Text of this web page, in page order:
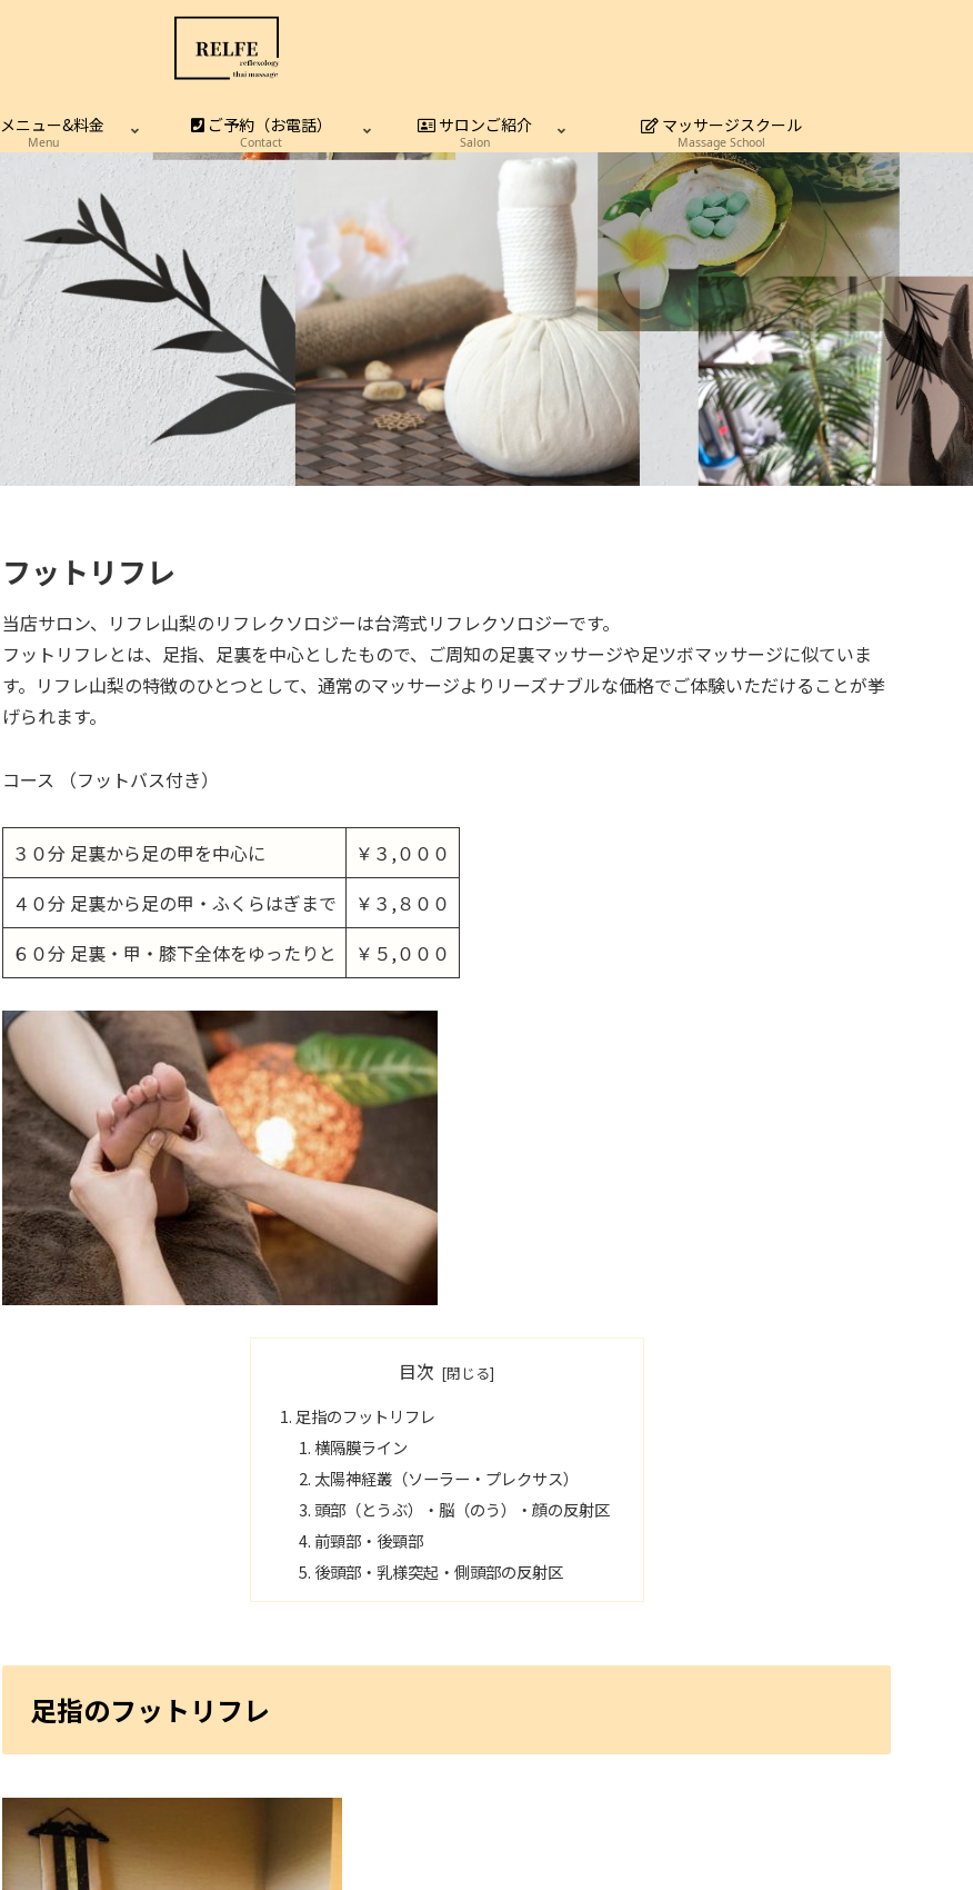
メニュー&料金
Menu
ご予約（お電話）
Contact
サロンご紹介
Salon
マッサージスクール
Massage School
フットリフレ
当店サロン、リフレ山梨のリフレクソロジーは台湾式リフレクソロジーです。
フットリフレとは、足指、足裏を中心としたもので、ご周知の足裏マッサージや足ツボマッサージに似ていま
す。リフレ山梨の特徴のひとつとして、通常のマッサージよりリーズナブルな価格でご体験いただけることが挙
げられます。
コース （フットバス付き）
３０分 足裏から足の甲を中心に
￥３,０００
４０分 足裏から足の甲・ふくらはぎまで
￥３,８００
６０分 足裏・甲・膝下全体をゆったりと
￥５,０００
目次
足指のフットリフレ
横隔膜ライン
太陽神経叢（ソーラー・プレクサス）
頭部（とうぶ）・脳（のう）・顔の反射区
前頸部・後頸部
後頭部・乳様突起・側頭部の反射区
足指のフットリフレ